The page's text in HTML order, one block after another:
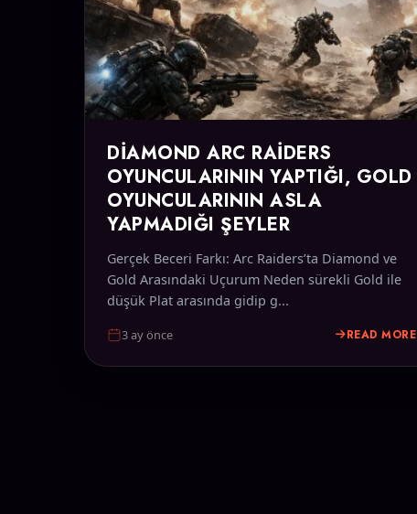
DIAMOND ARC RAIDERS
OYUNCULARININ YAPTIĞI, GOLD
OYUNCULARININ ASLA
YAPMADIĞI ŞEYLER
Gerçek Beceri Farkı: Arc Raiders’ta Diamond ve
Gold Arasındaki Uçurum Neden sürekli Gold ile
düşük Plat arasında gidip g...
3 ay önce READ MORE